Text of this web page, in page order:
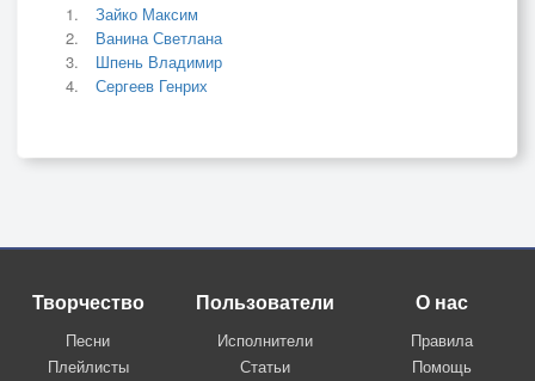
Зайко Максим
Ванина Светлана
Шпень Владимир
Сергеев Генрих
Творчество
Песни
Плейлисты
Пользователи
Исполнители
Статьи
О нас
Правила
Помощь